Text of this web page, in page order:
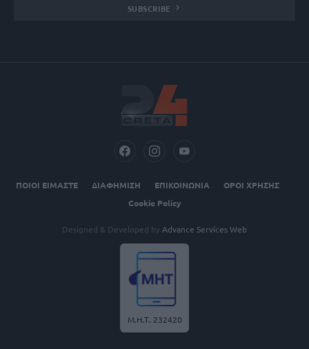
SUBSCRIBE
ΠΟΙΟΙ ΕΙΜΑΣΤΕ ΔΙΑΦΗΜΙΣΗ ΕΠΙΚΟΙΝΩΝΙΑ
ΟΡΟΙ ΧΡΗΣΗΣ
Cookie Policy
Designed & Developed by Advance Services Web
Μ.Η.Τ. 232420